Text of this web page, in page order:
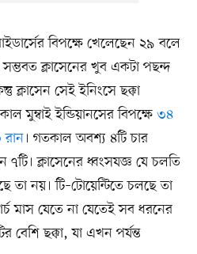
বিপক্ষে খেলেছেন ২৯ বলে
ক্লাসেনের খুব একটা পছন্দ
ক্লাসেন সেই ইনিংসে ছক্কা
মুম্বাই ইন্ডিয়ানসের বিপক্ষে ৩৪
। গতকাল অবশ্য ৪টি চার
৭টি। ক্লাসেনের ধ্বংসযজ্ঞ যে চলতি
নয়। টি–টোয়েন্টিতে চলছে তা
মাস যেতে না যেতেই সব ধরনের
বেশি ছক্কা, যা এখন পর্যন্ত